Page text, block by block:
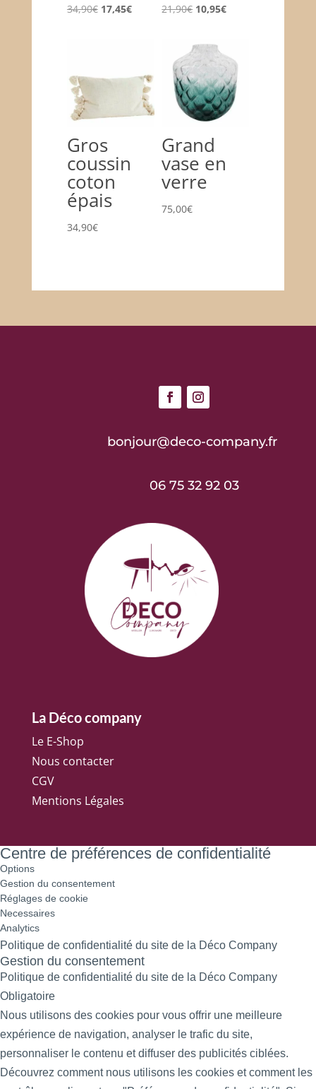
34,90€ Le
34,90€.
17,45€Le
17,45€.
21,90€ Le
initial
était :
21,90€.
10,95€Le
est :
10,95€.
Gros
coussin
coton
épais
34,90€
Grand
vase en
verre
75,00€
bonjour@deco-company.fr
06 75 32 92 03
La Déco company
Le E-Shop
Nous contacter
CGV
Mentions Légales
Centre de préférences de confidentialité
Options
Gestion du consentement
Réglages de cookie
Necessaires
Analytics
Politique de confidentialité du site de la Déco Company
Gestion du consentement
Politique de confidentialité du site de la Déco Company
Obligatoire
Nous utilisons des cookies pour vous offrir une meilleure
expérience de navigation, analyser le trafic du site,
personnaliser le contenu et diffuser des publicités ciblées.
Découvrez comment nous utilisons les cookies et comment les